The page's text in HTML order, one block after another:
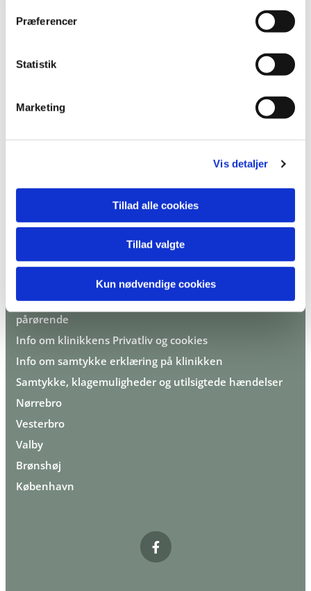
Præferencer
Statistik
Marketing
Vis detaljer
Tillad alle cookies
Tillad valgte
Kun nødvendige cookies
Telefon:41 13 11 41
Mandag-torsdag 07.00-17.00
Rapportér en utilsigtet hændelse som patient eller
pårørende
Info om klinikkens Privatliv og cookies
Info om samtykke erklæring på klinikken
Samtykke, klagemuligheder og utilsigtede hændelser
Nørrebro
Vesterbro
Valby
Brønshøj
København